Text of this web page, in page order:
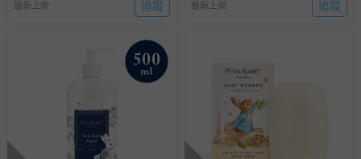
最新上架 追蹤 最新上架 追蹤